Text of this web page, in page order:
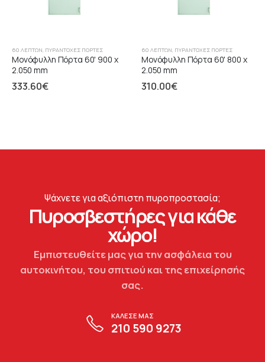
60 ΛΕΠΤΏΝ, ΠΥΡΆΝΤΟΧΕΣ ΠΌΡΤΕΣ
Μονόφυλλη Πόρτα 60' 900 x
2.050 mm
333.60€
60 ΛΕΠΤΏΝ, ΠΥΡΆΝΤΟΧΕΣ ΠΌΡΤΕΣ
Μονόφυλλη Πόρτα 60' 800 x
2.050 mm
310.00€
Ψάχνετε για αξιόπιστη πυροπροστασία;
Πυροσβεστήρες για κάθε
χώρο!
Εμπιστευθείτε μας για την ασφάλεια του
αυτοκινήτου, του σπιτιού και της επιχείρησής
σας.
ΚΑΛΕΣΕ ΜΑΣ
210 590 9273